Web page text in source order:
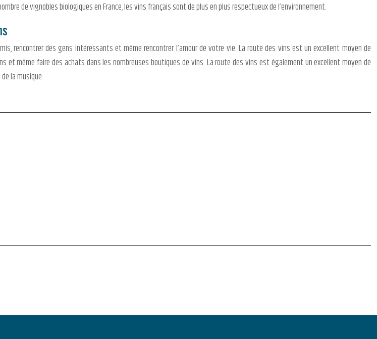
de vignobles biologiques en France, les vins français sont de plus en plus respectueux de l’environnement.
rencontrer des gens intéressants et même rencontrer l’amour de votre vie. La route des vins est un excellent moyen de
et même faire des achats dans les nombreuses boutiques de vins. La route des vins est également un excellent moyen de
la musique.